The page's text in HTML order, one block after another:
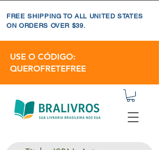
FREE SHIPPING TO ALL UNITED STATES
ON ORDERS OVER $39.
USE O CÓDIGO:
QUEROFRETEFREE